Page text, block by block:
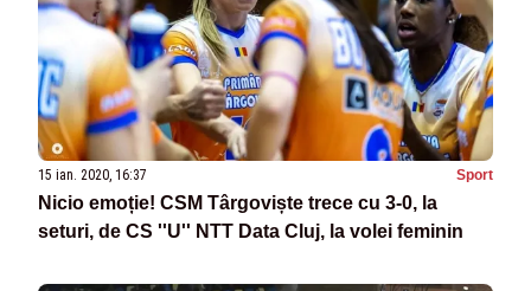
15 ian. 2020, 16:37 Sport
Nicio emoție! CSM Târgoviște trece cu 3-0, la
seturi, de CS ''U'' NTT Data Cluj, la volei feminin